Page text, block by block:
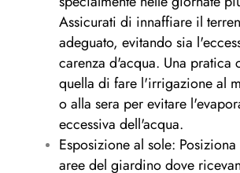
Assicurati di innaffiare il
adeguato, evitando sia
carenza d'acqua. Una pratica
quella di fare l'irrigazione al
o alla sera per evitare
eccessiva dell'acqua.
Esposizione al sole:
aree del giardino dove